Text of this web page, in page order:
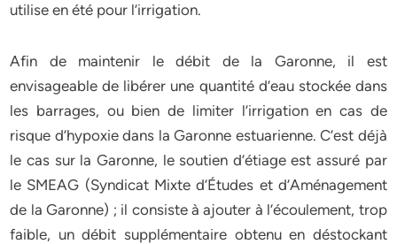
utilise en été pour l’irrigation.
Afin de maintenir le débit de la Garonne, il est
envisageable de libérer une quantité d’eau stockée dans
les barrages, ou bien de limiter l’irrigation en cas de
risque d’hypoxie dans la Garonne estuarienne. C’est déjà
le cas sur la Garonne, le soutien d’étiage est assuré par
le SMEAG (Syndicat Mixte d’Études et d’Aménagement
de la Garonne) ; il consiste à ajouter à l’écoulement, trop
faible, un débit supplémentaire obtenu en déstockant